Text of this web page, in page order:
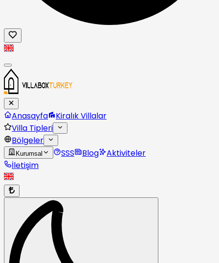
Anasayfa
Kiralık Villalar
Villa Tipleri
Bölgeler
Kurumsal SSS Blog
Aktiviteler
İletişim